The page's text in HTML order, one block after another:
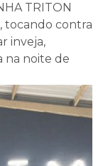
TRITON
tocando contra
inveja,
na noite de